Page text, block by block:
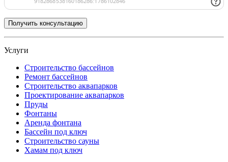
Услуги
Строительство бассейнов
Ремонт бассейнов
Строительство аквапарков
Проектирование аквапарков
Пруды
Фонтаны
Аренда фонтана
Бассейн под ключ
Строительство сауны
Хамам под ключ